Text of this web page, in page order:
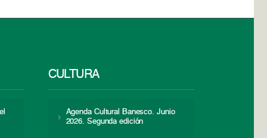
CULTURA
Agenda Cultural Banesco. Junio
2026. Segunda edición